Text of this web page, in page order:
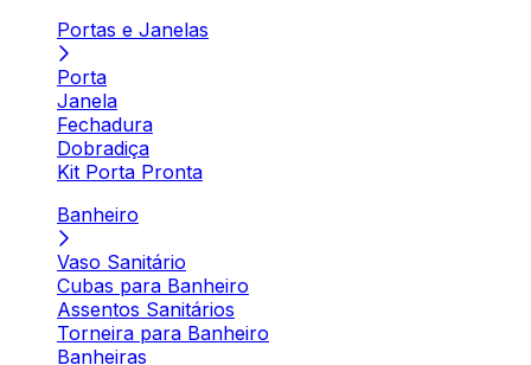
Portas e Janelas
Porta
Janela
Fechadura
Dobradiça
Kit Porta Pronta
Banheiro
Vaso Sanitário
Cubas para Banheiro
Assentos Sanitários
Torneira para Banheiro
Banheiras